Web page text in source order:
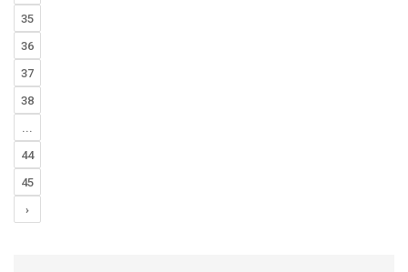
35
36
37
38
...
44
45
›